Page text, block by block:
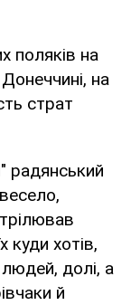
поляків на
на
страт
радянський
куди хотів,
долі, а
й